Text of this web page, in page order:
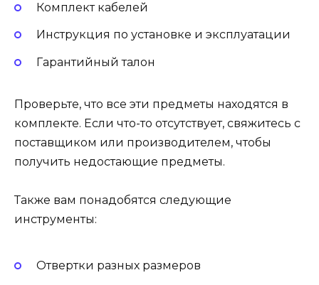
Комплект кабелей
Инструкция по установке и эксплуатации
Гарантийный талон
Проверьте, что все эти предметы находятся в
комплекте. Если что-то отсутствует, свяжитесь с
поставщиком или производителем, чтобы
получить недостающие предметы.
Также вам понадобятся следующие
инструменты:
Отвертки разных размеров